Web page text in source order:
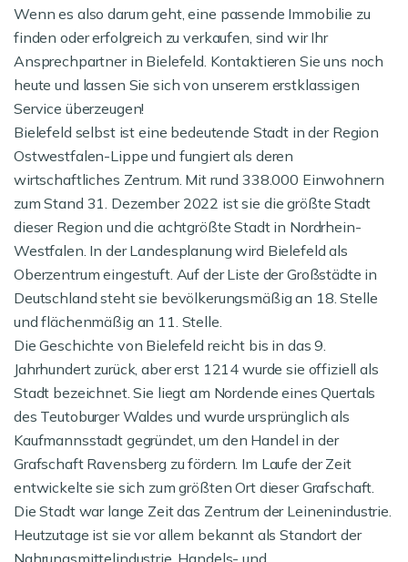
Wenn es also darum geht, eine passende Immobilie zu
finden oder erfolgreich zu verkaufen, sind wir Ihr
Ansprechpartner in Bielefeld. Kontaktieren Sie uns noch
heute und lassen Sie sich von unserem erstklassigen
Service überzeugen!
Bielefeld selbst ist eine bedeutende Stadt in der Region
Ostwestfalen-Lippe und fungiert als deren
wirtschaftliches Zentrum. Mit rund 338.000 Einwohnern
zum Stand 31. Dezember 2022 ist sie die größte Stadt
dieser Region und die achtgrößte Stadt in Nordrhein-
Westfalen. In der Landesplanung wird Bielefeld als
Oberzentrum eingestuft. Auf der Liste der Großstädte in
Deutschland steht sie bevölkerungsmäßig an 18. Stelle
und flächenmäßig an 11. Stelle.
Die Geschichte von Bielefeld reicht bis in das 9.
Jahrhundert zurück, aber erst 1214 wurde sie offiziell als
Stadt bezeichnet. Sie liegt am Nordende eines Quertals
des Teutoburger Waldes und wurde ursprünglich als
Kaufmannsstadt gegründet, um den Handel in der
Grafschaft Ravensberg zu fördern. Im Laufe der Zeit
entwickelte sie sich zum größten Ort dieser Grafschaft.
Die Stadt war lange Zeit das Zentrum der Leinenindustrie.
Heutzutage ist sie vor allem bekannt als Standort der
Nahrungsmittelindustrie, Handels- und